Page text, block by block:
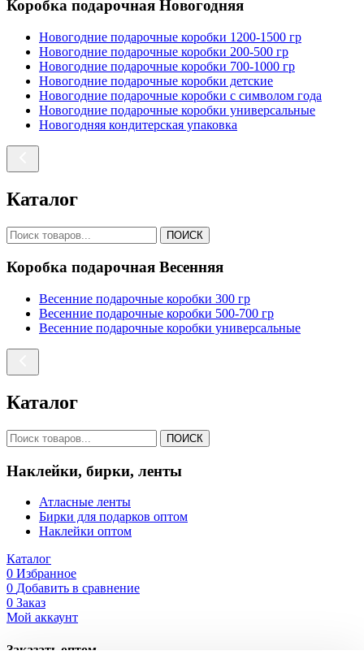
Коробка подарочная Новогодняя
Новогодние подарочные коробки 1200-1500 гр
Новогодние подарочные коробки 200-500 гр
Новогодние подарочные коробки 700-1000 гр
Новогодние подарочные коробки детские
Новогодние подарочные коробки с символом года
Новогодние подарочные коробки универсальные
Новогодняя кондитерская упаковка
Каталог
ПОИСК
Коробка подарочная Весенняя
Весенние подарочные коробки 300 гр
Весенние подарочные коробки 500-700 гр
Весенние подарочные коробки универсальные
Каталог
ПОИСК
Наклейки, бирки, ленты
Атласные ленты
Бирки для подарков оптом
Наклейки оптом
Каталог
0 Избранное
0 Добавить в сравнение
0 Заказ
Мой аккаунт
Заказать оптом